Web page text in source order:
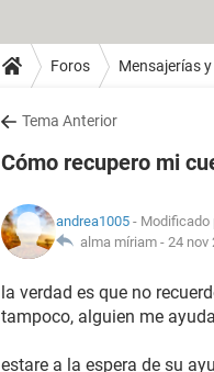
Foros Mensajerías
Tema Anterior
Cómo recupero mi
andrea1005 - Modificado
alma míriam - 24 nov
la verdad es que no
tampoco, alguien me
estare a la espera de su